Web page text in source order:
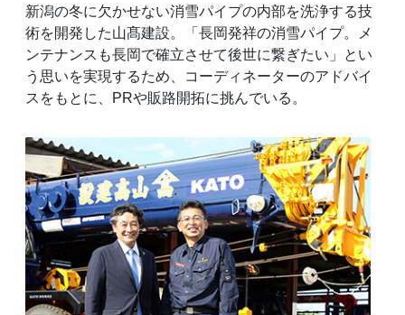
新潟の冬に欠かせない消雪パイプの内部を洗浄する技
術を開発した山髙建設。「長岡発祥の消雪パイプ。メ
ンテナンスも長岡で確立させて後世に繋ぎたい」とい
う思いを実現するため、コーディネーターのアドバイ
スをもとに、PRや販路開拓に挑んでいる。